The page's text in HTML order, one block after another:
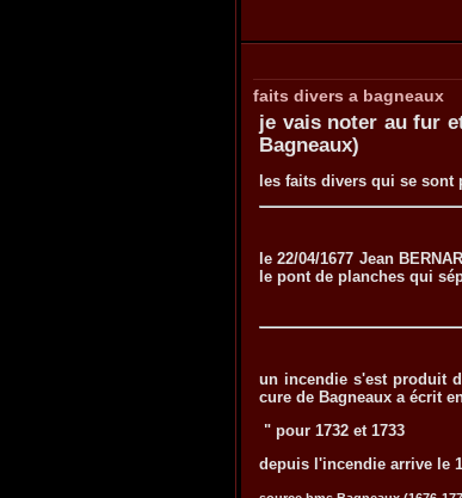
faits divers a bagneaux
je vais noter au fur
Bagneaux)
les faits divers qui se sont
le 22/04/1677 Jean
le pont de planches qui
un incendie s'est produit
cure de Bagneaux a écrit
" pour 1732 et 1733
depuis l'incendie arrive le